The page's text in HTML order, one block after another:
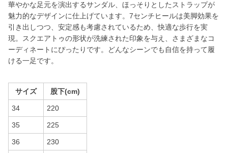
華やかな足元を演出するサンダル、ほっそりとしたストラップが
魅力的なデザインに仕上げています。7センチヒールは美脚効果を
引き出しつつ、安定感も考慮されているため、快適な歩行を実
現。スクエアトゥの形状が洗練された印象を与え、さまざまなコ
ーディネートにぴったりです。どんなシーンでも自信を持って履
ける一足です。
サイズ 股下(cm)
34 220
35 225
36 230